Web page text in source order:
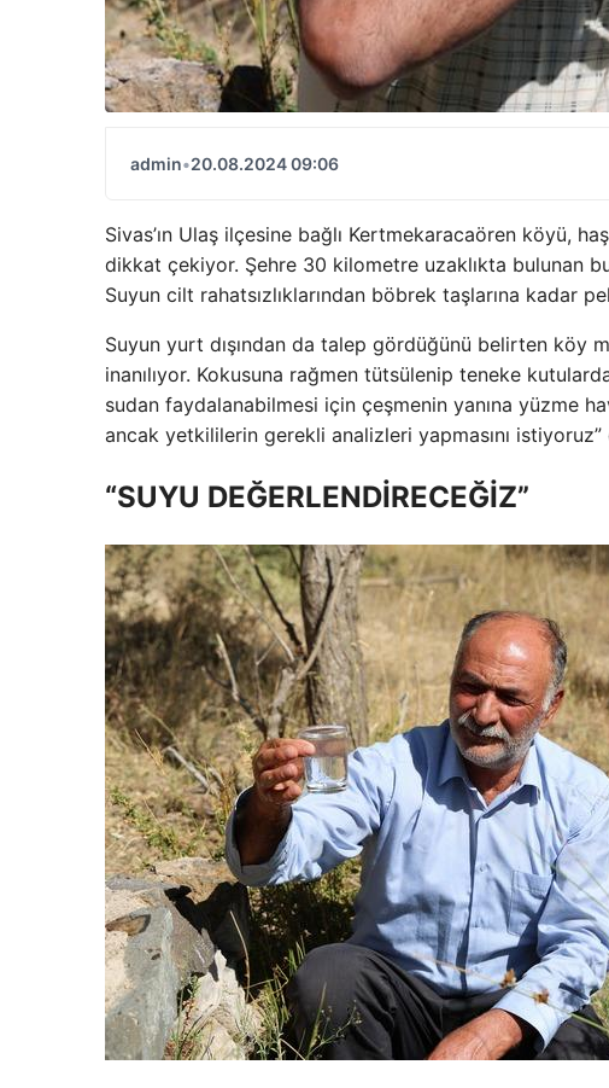
admin•20.08.2024 09:06
Sivas’ın Ulaş ilçesine bağlı Kertmekaracaören köyü,
dikkat çekiyor. Şehre 30 kilometre uzaklıkta bulunan
Suyun cilt rahatsızlıklarından böbrek taşlarına kadar
Suyun yurt dışından da talep gördüğünü belirten köy
inanılıyor. Kokusuna rağmen tütsülenip teneke
sudan faydalanabilmesi için çeşmenin yanına yüzme
ancak yetkililerin gerekli analizleri yapmasını istiyoruz”
“SUYU DEĞERLENDİRECEĞİZ”